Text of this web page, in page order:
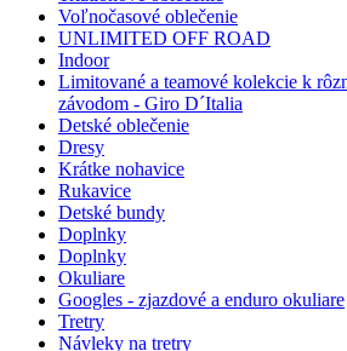
Voľnočasové oblečenie
UNLIMITED OFF ROAD
Indoor
Limitované a teamové kolekcie k
závodom - Giro D´Italia
Detské oblečenie
Dresy
Krátke nohavice
Rukavice
Detské bundy
Doplnky
Doplnky
Okuliare
Googles - zjazdové a enduro okuliare
Tretry
Návleky na tretry